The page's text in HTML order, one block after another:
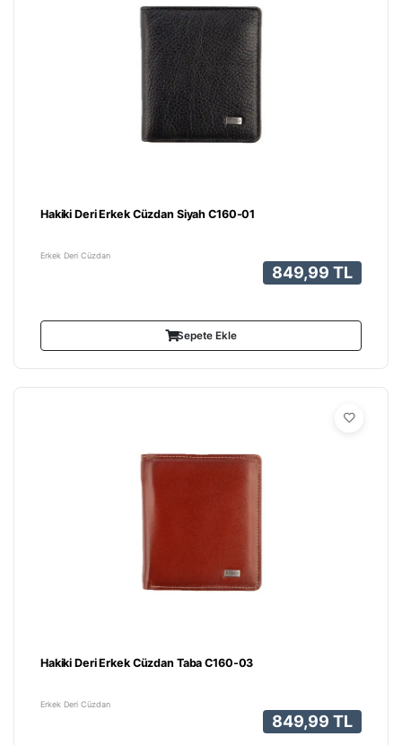
Hakiki Deri Erkek Cüzdan Siyah C160-01
Erkek Deri Cüzdan
849,99 TL
Sepete Ekle
Hakiki Deri Erkek Cüzdan Taba C160-03
Erkek Deri Cüzdan
849,99 TL